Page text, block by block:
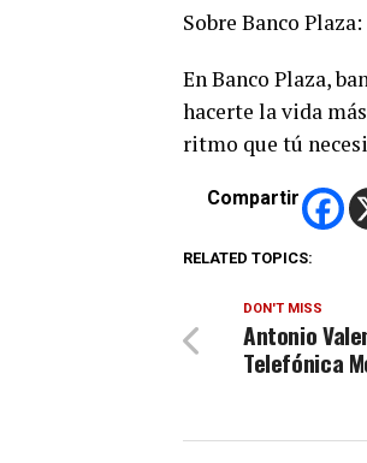
Sobre Banco Plaza:
En Banco Plaza,
hacerte la vida
ritmo que tú
Compartir
RELATED TOPICS:
DON'T MISS
Antonio
Telefónica